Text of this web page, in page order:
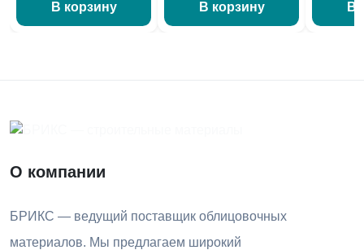
В корзину В корзину В
О компании
БРИКС — ведущий поставщик облицовочных
материалов. Мы предлагаем широкий